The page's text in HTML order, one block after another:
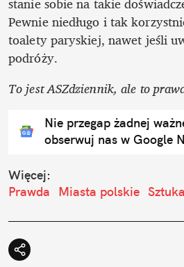
Pewnie niedługo i tak
toalety paryskiej, nawet jeśli
podróży.
To jest ASZdziennik, ale to
Nie przegap żadnej
obserwuj nas w Google
Więcej:
Prawda
Miasta polskie Sztuka